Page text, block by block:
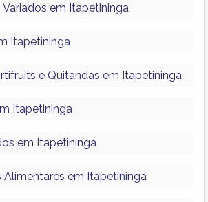
Variados em Itapetininga
Itapetininga
e Quitandas em Itapetininga
Itapetininga
em Itapetininga
em Itapetininga